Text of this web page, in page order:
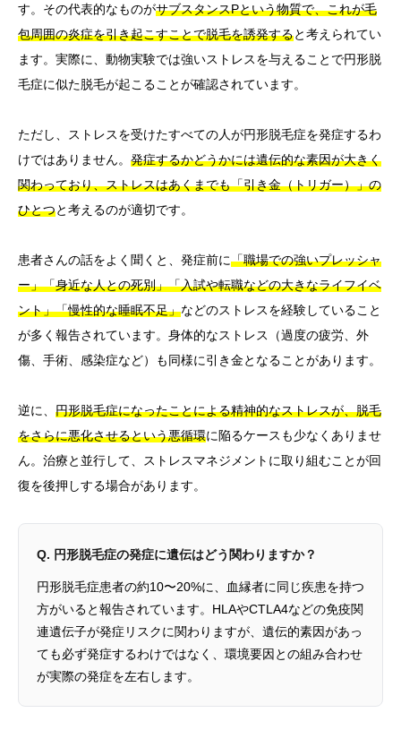
す。その代表的なものがサブスタンスPという物質で、これが毛
包周囲の炎症を引き起こすことで脱毛を誘発すると考えられてい
ます。実際に、動物実験では強いストレスを与えることで円形脱
毛症に似た脱毛が起こることが確認されています。
ただし、ストレスを受けたすべての人が円形脱毛症を発症するわ
けではありません。 発症するかどうかには遺伝的な素因が大きく
関わっており、ストレスはあくまでも「引き金（トリガー）」の
ひとつと考えるのが適切です。
患者さんの話をよく聞くと、発症前に「職場での強いプレッシャ
ー」「身近な人との死別」「入試や転職などの大きなライフイベ
ント」「慢性的な睡眠不足」などのストレスを経験していること
が多く報告されています。身体的なストレス（過度の疲労、外
傷、手術、感染症など）も同様に引き金となることがあります。
逆に、 円形脱毛症になったことによる精神的なストレスが、脱毛
をさらに悪化させるという悪循環に陥るケースも少なくありませ
ん。治療と並行して、ストレスマネジメントに取り組むことが回
復を後押しする場合があります。
Q. 円形脱毛症の発症に遺伝はどう関わりますか？
円形脱毛症患者の約10〜20%に、血縁者に同じ疾患を持つ
方がいると報告されています。HLAやCTLA4などの免疫関
連遺伝子が発症リスクに関わりますが、遺伝的素因があっ
ても必ず発症するわけではなく、環境要因との組み合わせ
が実際の発症を左右します。